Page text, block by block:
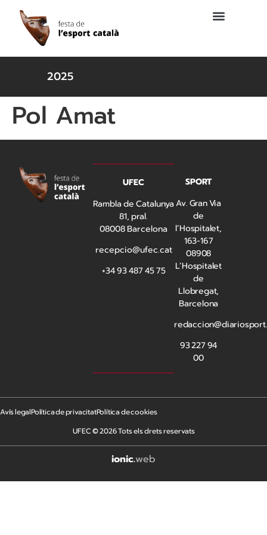
2025
Pol Amat
UFEC
Rambla de Catalunya
81, pral.
08008 Barcelona
recepcio@ufec.cat
+34 93 487 45 75
SPORT
Av. Gran Via
de
l’Hospitalet,
163-167
08908
L’Hospitalet
de
Llobregat,
Barcelona
93 227 94
00
UFEC © 2026 Tots els drets reservats
Avís legalPolítica de privacitatPolítica de cookies
ionic.web